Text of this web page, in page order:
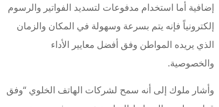
إضافية أما استخدام مدفوعات لتسديد الفواتير والرسوم
إلكترونياً فإنه يتم بسرعة وسهولة في المكان والزمان
الذي يريده المواطن وفق أفضل معايير الأداء
والخصوصية.
وأشار ملوك إلى أنه سمح لشركات الهاتف الخلوي “وفق